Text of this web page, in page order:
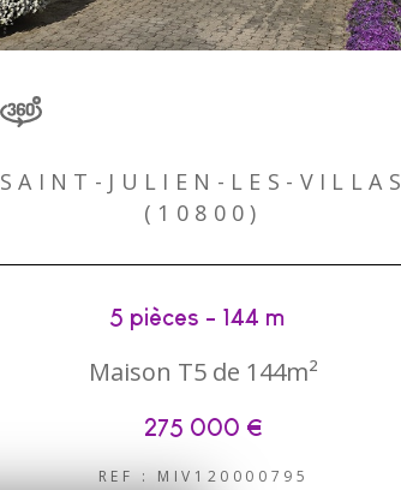
SAINT-JULIEN-LES-VILLAS
(10800)
5 pièces - 144 m²
Maison T5 de 144m²
275 000 €
REF : MIV120000795